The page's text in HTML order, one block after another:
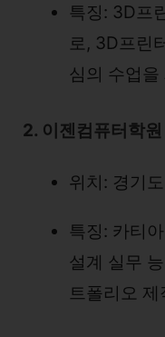
특징: 3D프
로, 3D프린
심의 수업을
2. 이젠컴퓨터학
위치: 경기
특징: 카티
설계 실무
트폴리오